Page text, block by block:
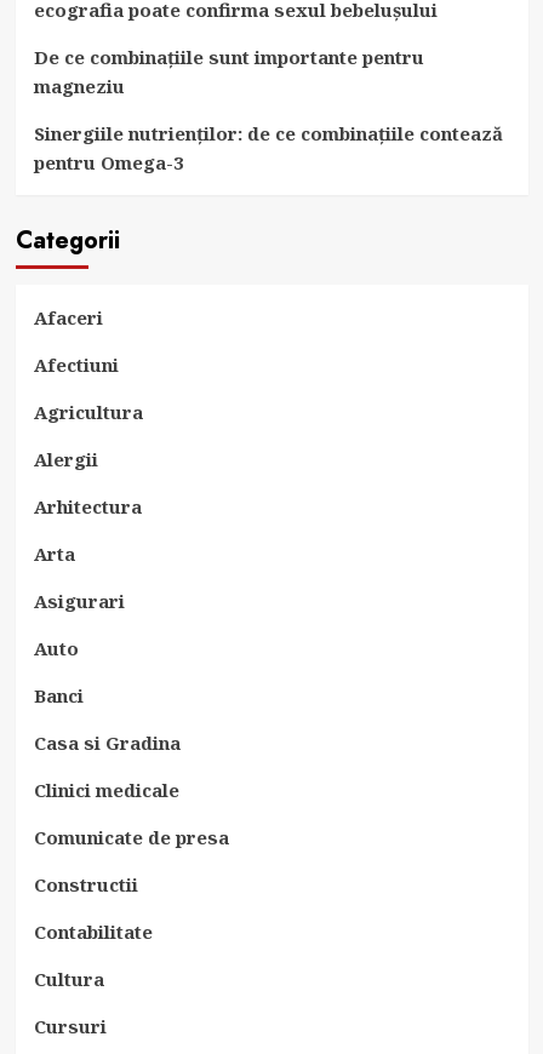
ecografia poate confirma sexul bebelușului
De ce combinațiile sunt importante pentru
magneziu
Sinergiile nutrienților: de ce combinațiile contează
pentru Omega-3
Categorii
Afaceri
Afectiuni
Agricultura
Alergii
Arhitectura
Arta
Asigurari
Auto
Banci
Casa si Gradina
Clinici medicale
Comunicate de presa
Constructii
Contabilitate
Cultura
Cursuri